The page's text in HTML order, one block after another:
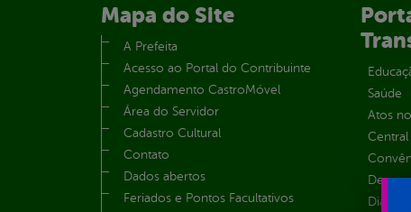
Mapa do Site
A Prefeita
Acesso ao Portal do Contribuinte
Agendamento CastroMóvel
Área do Servidor
Cadastro Cultural
Contato
Dados abertos
Feriados e Pontos Facultativos
Saúde
Atos
Central
Diárias